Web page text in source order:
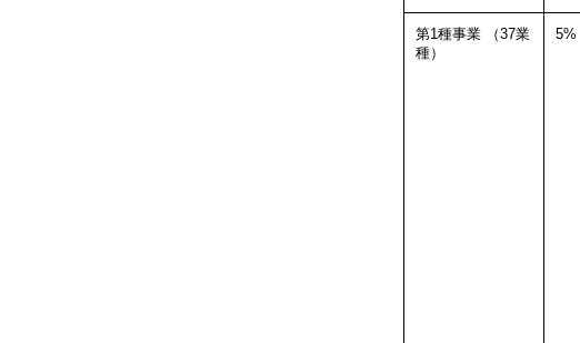
第1種事業
（37業
種）
5%